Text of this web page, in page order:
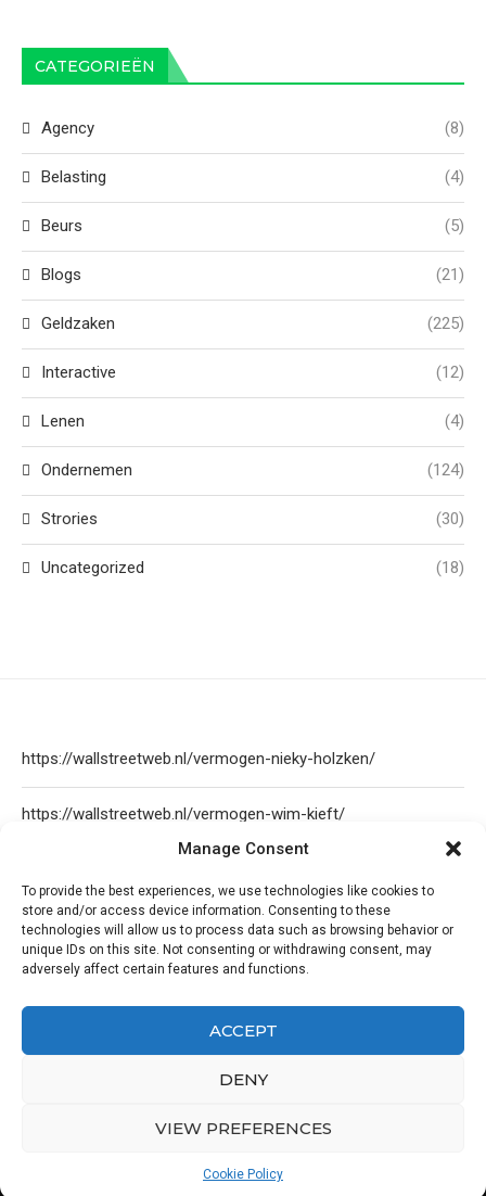
Manage Consent
To provide the best experiences, we use technologies like cookies to
store and/or access device information. Consenting to these
technologies will allow us to process data such as browsing behavior or
unique IDs on this site. Not consenting or withdrawing consent, may
adversely affect certain features and functions.
ACCEPT
DENY
VIEW PREFERENCES
Cookie Policy
CATEGORIEËN
Agency (8)
Belasting (4)
Beurs (5)
Blogs (21)
Geldzaken (225)
Interactive (12)
Lenen (4)
Ondernemen (124)
Strories (30)
Uncategorized (18)
https://wallstreetweb.nl/vermogen-nieky-holzken/
https://wallstreetweb.nl/vermogen-wim-kieft/
https://wallstreetweb.nl/nicol-kremers-vermogen/
@2019 - All Right Reserved. Designed and Developed by